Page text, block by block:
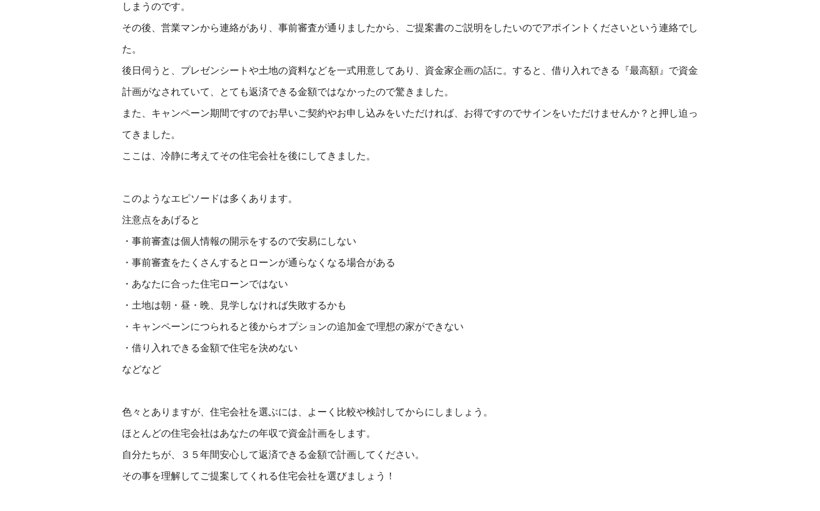
しまうのです。
その後、営業マンから連絡があり、事前審査が通りましたから、ご提案書のご説明をしたいのでアポイントくださいという連絡でし
た。
後日伺うと、プレゼンシートや土地の資料などを一式用意してあり、資金家企画の話に。すると、借り入れできる『最高額』で資金
計画がなされていて、とても返済できる金額ではなかったので驚きました。
また、キャンペーン期間ですのでお早いご契約やお申し込みをいただければ、お得ですのでサインをいただけませんか？と押し迫っ
てきました。
ここは、冷静に考えてその住宅会社を後にしてきました。
このようなエピソードは多くあります。
注意点をあげると
・事前審査は個人情報の開示をするので安易にしない
・事前審査をたくさんするとローンが通らなくなる場合がある
・あなたに合った住宅ローンではない
・土地は朝・昼・晩、見学しなければ失敗するかも
・キャンペーンにつられると後からオプションの追加金で理想の家ができない
・借り入れできる金額で住宅を決めない
などなど
色々とありますが、住宅会社を選ぶには、よーく比較や検討してからにしましょう。
ほとんどの住宅会社はあなたの年収で資金計画をします。
自分たちが、３５年間安心して返済できる金額で計画してください。
その事を理解してご提案してくれる住宅会社を選びましょう！